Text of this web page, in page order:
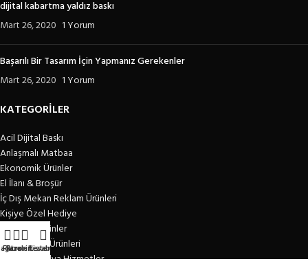
dijital kabartma yaldız baskı
Mart 26, 2020 1 Yorum
Başarılı Bir Tasarım İçin Yapmanız Gerekenler
Mart 26, 2020 1 Yorum
KATEGORİLER
Acil Dijital Baskı
Anlaşmalı Matbaa
Ekonomik Ürünler
El İlanı & Broşür
İç Dış Mekan Reklam Ürünleri
Kişiye Özel Hediye
Kurumsal Ürünler
Promosyon Ürünleri
Tasarım Medya Hizmetler
Filtreler
Favori Listem
Hesabım